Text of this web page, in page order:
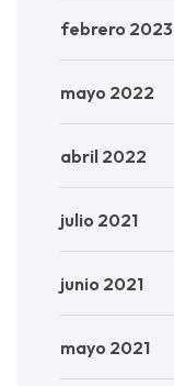
febrero 2023
mayo 2022
abril 2022
julio 2021
junio 2021
mayo 2021